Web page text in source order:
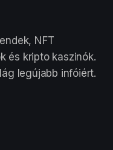
NFT
és kripto kaszinók.
legújabb infóiért.